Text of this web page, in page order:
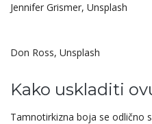
Jennifer Grismer, Unsplash
Don Ross, Unsplash
Kako uskladiti
Tamnotirkizna boja se odlično